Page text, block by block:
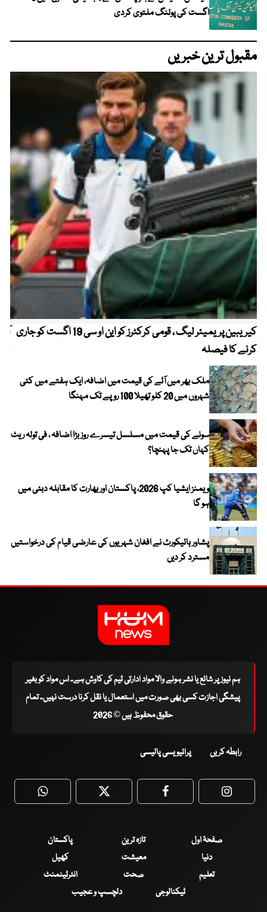
اگست کی پولنگ ملتوی کردی
مقبول ترین خبریں
کیریبین پریمیئر لیگ ، قومی کرکٹرز کو این او سی 19 اگست کو جاری
کرنے کا فیصلہ
ملک بھر میں آٹے کی قیمت میں اضافہ، ایک ہفتے میں کئی
شہروں میں 20 کلو تھیلا 100 روپے تک مہنگا
سونے کی قیمت میں مسلسل تیسرے روز بڑا اضافہ ، فی تولہ ریٹ
کہاں تک جا پہنچا؟
ویمنز ایشیا کپ 2026، پاکستان اور بھارت کا مقابلہ دبئی میں
ہو گا
پشاور ہائیکورٹ نے افغان شہریوں کی عارضی قیام کی درخواستیں
مسترد کر دیں
ہم نیوز پر شائع یا نشر ہونے والا مواد ادارتی ٹیم کی کاوش ہے۔ اس مواد کو بغیر
پیشگی اجازت کسی بھی صورت میں استعمال یا نقل کرنا درست نہیں۔ تمام
حقوق محفوظ ہیں © 2026
رابطہ کریں پرائیویسی پالیسی
WhatsApp Twitter Facebook
صفحۂ اول تازہ ترین
پاکستان
دنیا
معیشت
کھیل
تعلیم
صحت
انٹرٹینمنٹ
ٹیکنالوجی
دلچسپ و عجیب